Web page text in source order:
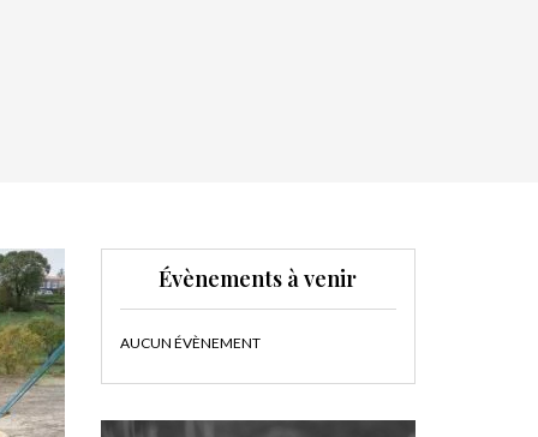
Évènements à venir
AUCUN ÉVÈNEMENT